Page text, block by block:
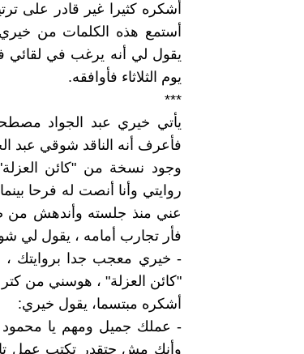
أشكره كثيرا غير قادر على
أستمع هذه الكلمات من خيري
يقول لي أنه يرغب في لقائي
يوم الثلاثاء فأوافقه.
***
يأتي خيري عبد الجواد
فأعرف أنه الناقد شوقي عبد
وجود نسخة من "كائن
روايتي وأنا أنصت له فرحا
عني منذ جلسته وأندهش من
فأر تجارب أمامه ، يقول لي
- خيري معجب جدا بروايتك ،
"كائن العزلة" ، هوسني من كتر
أشكره مبتسما، يقول خيري:
- عملك جميل ومهم يا محمود
وأنك مش حتقدر تكتب عمل تاني